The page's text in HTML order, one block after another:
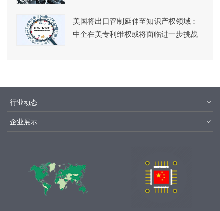
美国将出口管制延伸至知识产权领域：
中企在美专利维权或将面临进一步挑战
行业动态
企业展示